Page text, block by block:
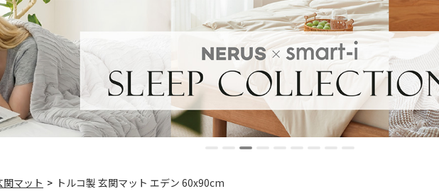
関マット > トルコ製 玄関マット エデン 60x90cm